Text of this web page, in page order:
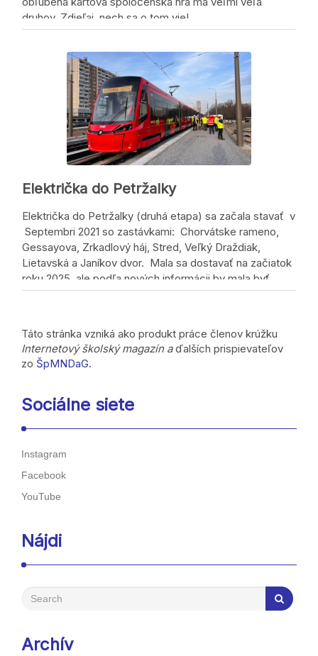
druhov. Zdieľaj, nech sa o tom vie!
Električka do Petržalky
Električka do Petržalky (druhá etapa) sa začala stavať v
Septembri 2021 so zastávkami: Chorvátske rameno,
Gessayova, Zrkadlový háj, Stred, Veľký Draždiak,
Lietavská a Janíkov dvor. Mala sa dostavať na začiatok
roku 2025, ale podľa nových informácii by mala byť
dostavaná v strede Júna 2025. Už po trati 9.12.2024
Zdieľaj, nech sa o tom vie!
Táto stránka vzniká ako produkt práce členov krúžku
Internetový školský magazín aďalších prispievateľov
zo ŠpMNDaG.
Sociálne siete
Instagram
Facebook
YouTube
Nájdi
Archív